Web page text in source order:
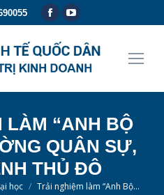
Facebook
opens
in
YouTube
opens
in
LÀM “ANH BỘ
QUÂN SỰ,
THỦ ĐÔ
học Trải nghiệm làm “Anh Bộ…